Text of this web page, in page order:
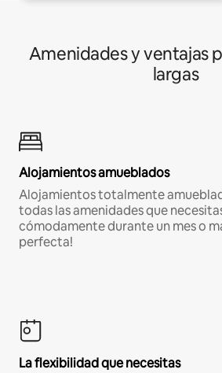
Amenidades y ventajas
largas
Alojamientos amueblados
Alojamientos totalmente
todas las amenidades que
cómodamente durante un mes o
perfecta!
La flexibilidad que necesitas